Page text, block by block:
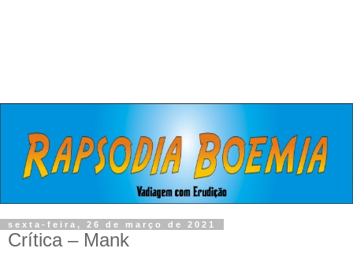
sexta-feira, 26 de março de 2021
Crítica – Mank